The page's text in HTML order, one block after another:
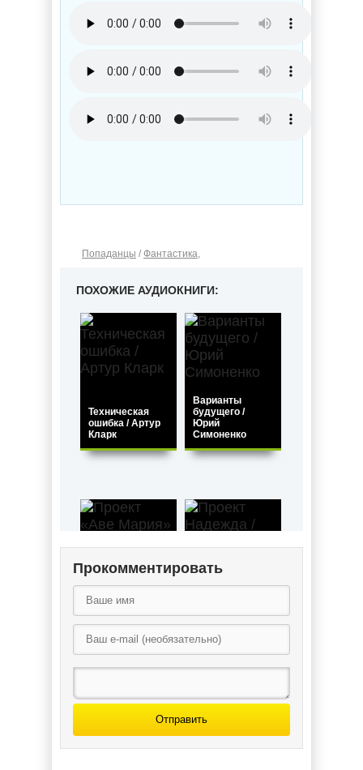
Попаданцы / Фантастика,
ПОХОЖИЕ АУДИОКНИГИ:
Техническая
ошибка / Артур
Кларк
Варианты
будущего /
Юрий
Симоненко
Проект «Аве
Проект
Прокомментировать
Отправить